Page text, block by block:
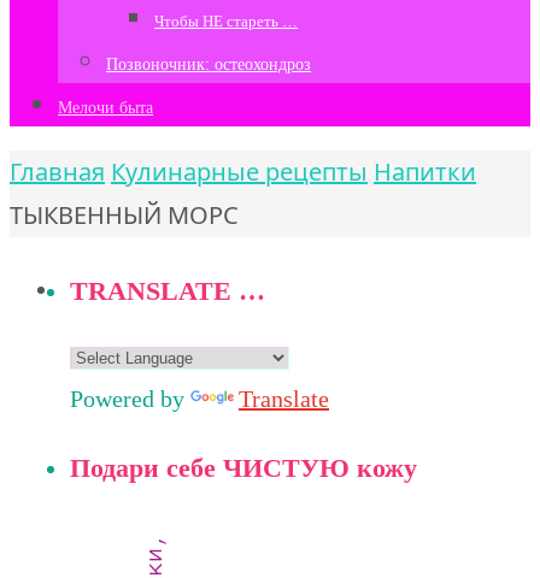
Чтобы НЕ стареть …
Позвоночник: остеохондроз
Мелочи быта
Главная Кулинарные рецепты Напитки
ТЫКВЕННЫЙ МОРС
TRANSLATE …
Powered by Translate
Подари себе ЧИСТУЮ кожу